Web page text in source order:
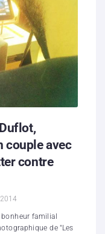
couple avec
contre
familial
de "Les